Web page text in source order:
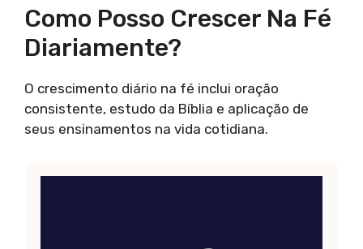
Como Posso Crescer Na Fé
Diariamente?
O crescimento diário na fé inclui oração
consistente, estudo da Bíblia e aplicação de
seus ensinamentos na vida cotidiana.